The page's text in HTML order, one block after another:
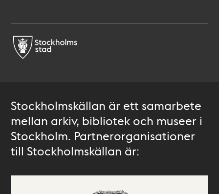
Stockholmskällan är ett samarbete
mellan arkiv, bibliotek och museer i
Stockholm. Partnerorganisationer
till Stockholmskällan är: